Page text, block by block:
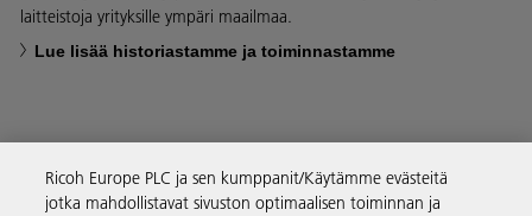
laitteistoja yrityksille ympäri maailmaa.
Lue lisää historiastamme ja toiminnastamme
Yritysratkaisut
Ricoh Europe PLC ja sen kumppanit/Käytämme evästeitä
jotka mahdollistavat sivuston optimaalisen toiminnan ja